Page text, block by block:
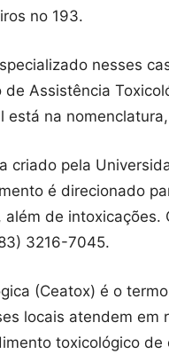
no 193.
nesses
Assistência
na
criado pela
é direcionado
de
3216-7045.
(Ceatox) é o
locais atendem
toxicológico